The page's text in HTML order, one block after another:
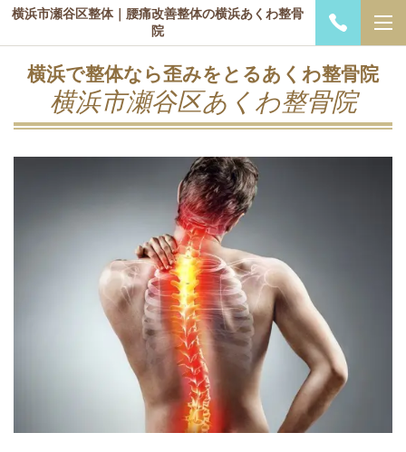
横浜市瀬谷区整体｜腰痛改善整体の横浜あくわ整骨
院
横浜で整体なら歪みをとるあくわ整骨院
横浜市瀬谷区あくわ整骨院